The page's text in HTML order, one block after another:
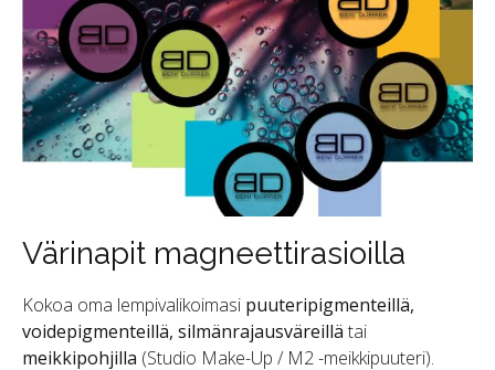
Värinapit magneettirasioilla
Kokoa oma lempivalikoimasi puuteripigmenteillä,
voidepigmenteillä, silmänrajausväreillä tai
meikkipohjilla (Studio Make-Up / M2 -meikkipuuteri).